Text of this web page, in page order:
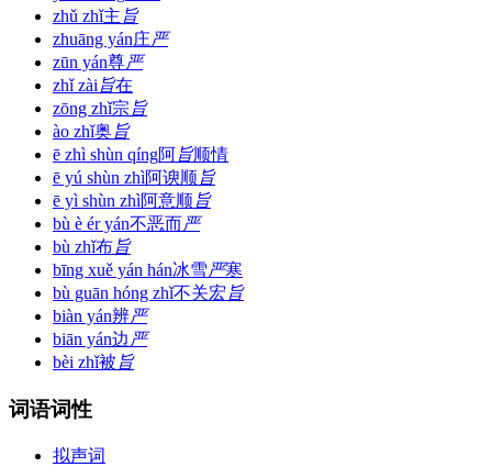
zhǔ zhǐ主 旨
zhuāng yán庄严
zūn yán尊严
zhǐ zài 旨在
zōng zhǐ宗旨
ào zhǐ奥 旨
ē zhì shùn qíng阿旨顺情
ē yú shùn zhì阿谀顺旨
ē yì shùn zhì阿意顺旨
bù è ér yán不恶而严
bù zhǐ布旨
bīng xuě yán hán冰雪严寒
bù guān hóng zhǐ不关宏 旨
biàn yán辨严
biān yán边 严
bèi zhǐ被 旨
词语词性
拟声词